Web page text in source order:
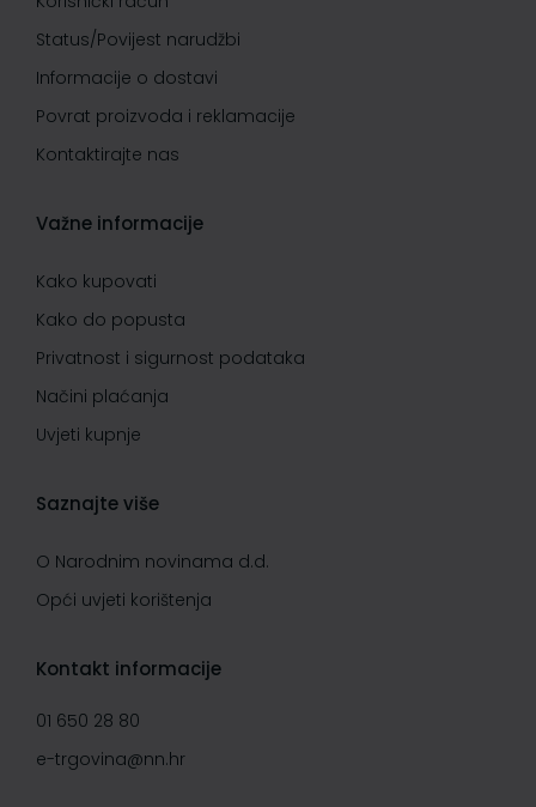
Status/Povijest narudžbi
Informacije o dostavi
Povrat proizvoda i reklamacije
Kontaktirajte nas
Važne informacije
Kako kupovati
Kako do popusta
Privatnost i sigurnost podataka
Načini plaćanja
Uvjeti kupnje
Saznajte više
O Narodnim novinama d.d.
Opći uvjeti korištenja
Kontakt informacije
01 650 28 80
e-trgovina@nn.hr